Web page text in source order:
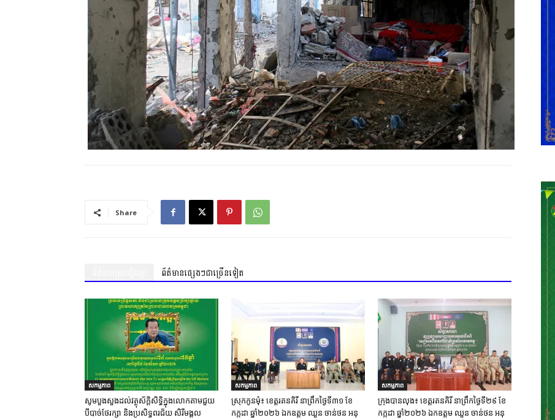
Share
ព័ត៌មានផ្សេងៗជាច្រើនទៀត
សកម្មភាព
សូមបួងសួងដល់វត្ថុស័ក្តិសិទ្ធិក្នុងលោកតាមជួយ
បីបាច់ថែរក្សា និងប្រសិទ្ធពរជ័យ សិរីមង្គល
សកម្មភាព
ស្រុក​កូនមុំ៖ ខេត្ត​រតនគិរី​ នាព្រឹកថ្ងៃទី៣១​ ខែ
កក្កដា ឆ្នាំ២០២៦ ឯកឧត្តម​ ឈួន ចាន់ថន អនុ
សកម្មភាព
ក្រុង​បាន​លុង​៖ ខេត្ត​រតនគិរី​ នាព្រឹកថ្ងៃទី២៩ ខែ
កក្កដា ឆ្នាំ២០២៦ ឯកឧត្តម​ ឈួន ចាន់ថន អនុ